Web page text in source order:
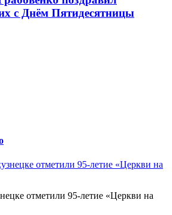
с Днём Пятидесятницы
отметили 95-летие «Церкви на